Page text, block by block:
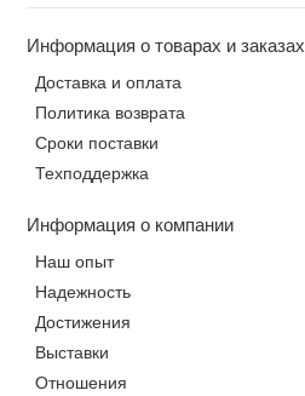
Информация о товарах и заказах
Доставка и оплата
Политика возврата
Сроки поставки
Техподдержка
Информация о компании
Наш опыт
Надежность
Достижения
Выставки
Отношения